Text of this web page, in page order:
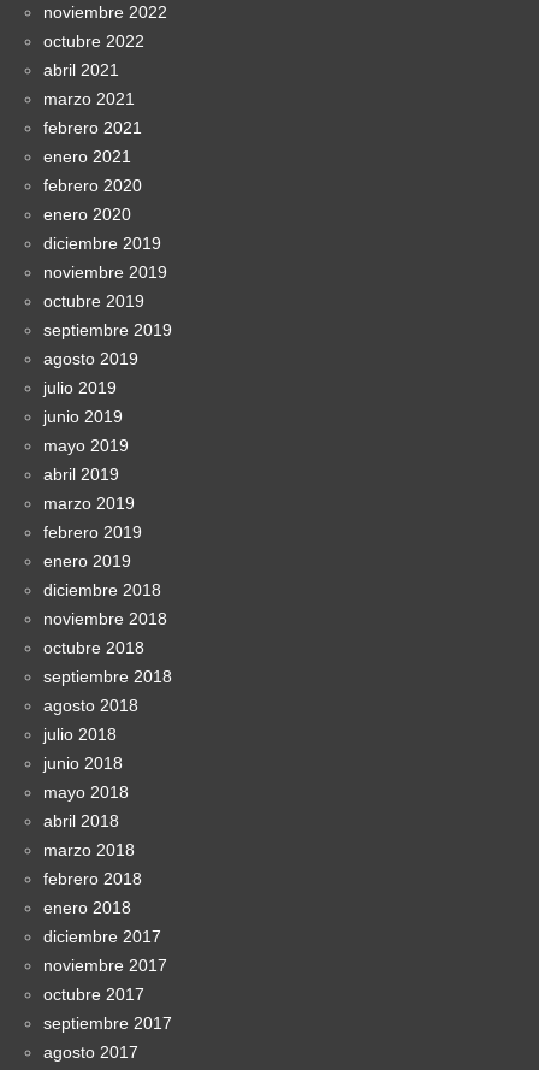
noviembre 2022
octubre 2022
abril 2021
marzo 2021
febrero 2021
enero 2021
febrero 2020
enero 2020
diciembre 2019
noviembre 2019
octubre 2019
septiembre 2019
agosto 2019
julio 2019
junio 2019
mayo 2019
abril 2019
marzo 2019
febrero 2019
enero 2019
diciembre 2018
noviembre 2018
octubre 2018
septiembre 2018
agosto 2018
julio 2018
junio 2018
mayo 2018
abril 2018
marzo 2018
febrero 2018
enero 2018
diciembre 2017
noviembre 2017
octubre 2017
septiembre 2017
agosto 2017